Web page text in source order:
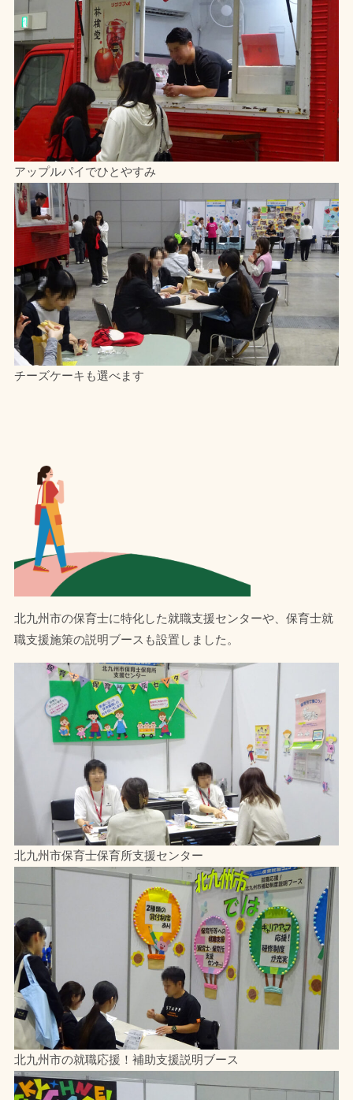
アップルパイでひとやすみ
チーズケーキも選べます
北九州市の保育士に特化した就職支援センターや、保育士就
職支援施策の説明ブースも設置しました。
北九州市保育士保育所支援センター
北九州市の就職応援！補助支援説明ブース